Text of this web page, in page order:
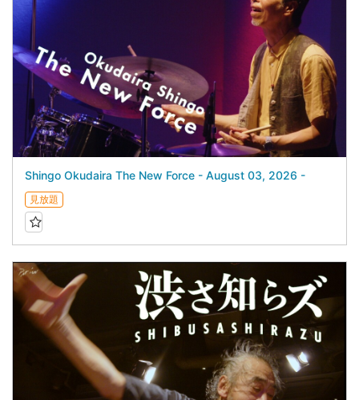
Shingo Okudaira The New Force - August 03, 2026 -
見放題